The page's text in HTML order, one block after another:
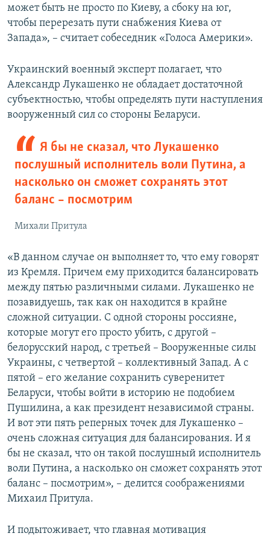
может быть не просто по Киеву, а сбоку на юг,
чтобы перерезать пути снабжения Киева от
Запада», – считает собеседник «Голоса Америки».
Украинский военный эксперт полагает, что
Александр Лукашенко не обладает достаточной
субъектностью, чтобы определять пути наступления
вооруженный сил со стороны Беларуси.
Я бы не сказал, что Лукашенко
послушный исполнитель воли Путина, а
насколько он сможет сохранять этот
баланс – посмотрим
Михали Притула
«В данном случае он выполняет то, что ему говорят
из Кремля. Причем ему приходится балансировать
между пятью различными силами. Лукашенко не
позавидуешь, так как он находится в крайне
сложной ситуации. С одной стороны россияне,
которые могут его просто убить, с другой –
белорусский народ, с третьей – Вооруженные силы
Украины, с четвертой – коллективный Запад. А с
пятой – его желание сохранить суверенитет
Беларуси, чтобы войти в историю не подобием
Пушилина, а как президент независимой страны.
И вот эти пять реперных точек для Лукашенко –
очень сложная ситуация для балансирования. И я
бы не сказал, что он такой послушный исполнитель
воли Путина, а насколько он сможет сохранять этот
баланс – посмотрим», – делится соображениями
Михаил Притула.
И подытоживает, что главная мотивация